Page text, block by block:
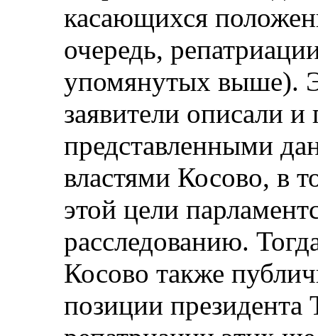
касающихся
очередь,
упомянутых выше).
заявители описали и
представленными
властями Косово, в
этой цели
расследованию.
Косово также
позиции